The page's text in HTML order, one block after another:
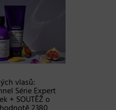
vlasů:
Série Expert
+ SOUTĚŽ o